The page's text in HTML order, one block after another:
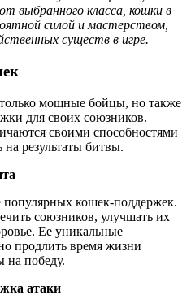
выбранного класса, кошки в
силой и мастерством,
существ в игре.
мощные бойцы, но также
для своих союзников.
своими способностями
на результаты битвы.
кошек-поддержек.
союзников, улучшать их
Ее уникальные
продлить время жизни
на победу.
атаки